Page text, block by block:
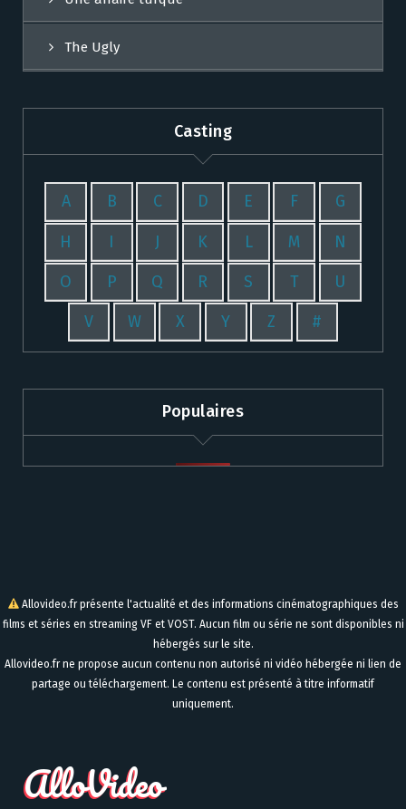
The Ugly
Casting
A B C D E F G
H I J K L M N
O P Q R S T U
V W X Y Z #
Populaires
Allovideo.fr présente l'actualité et des informations cinématographiques des
films et séries en streaming VF et VOST. Aucun film ou série ne sont disponibles ni
hébergés sur le site.
Allovideo.fr ne propose aucun contenu non autorisé ni vidéo hébergée ni lien de
partage ou téléchargement. Le contenu est présenté à titre informatif
uniquement.